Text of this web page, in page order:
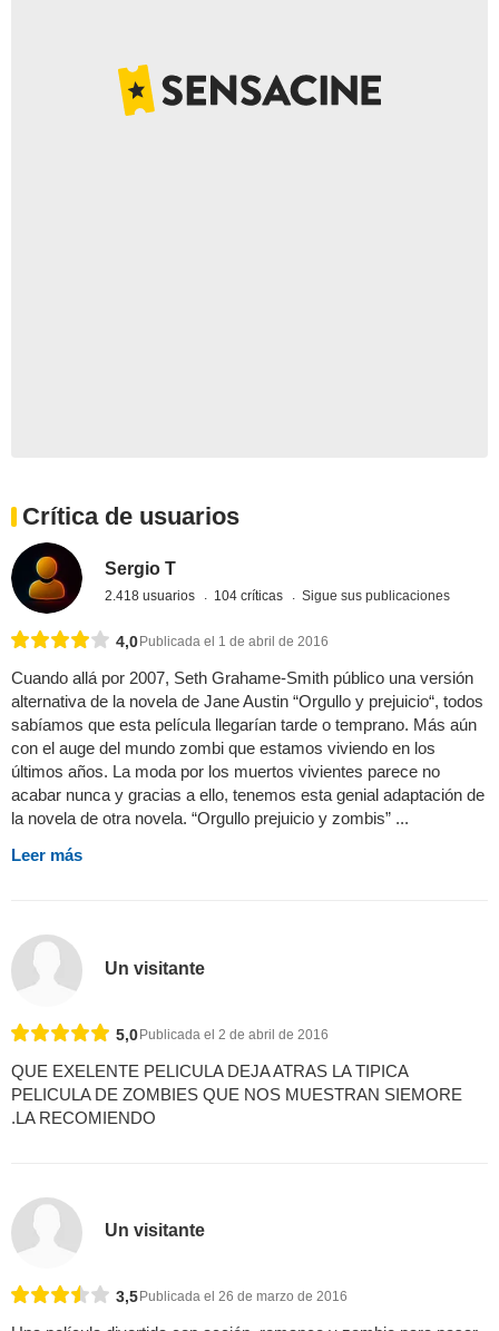
Crítica de usuarios
Sergio T
2.418 usuarios 104 críticas Sigue sus publicaciones
4,0 Publicada el 1 de abril de 2016
Cuando allá por 2007, Seth Grahame-Smith público una versión
alternativa de la novela de Jane Austin “Orgullo y prejuicio“, todos
sabíamos que esta película llegarían tarde o temprano. Más aún
con el auge del mundo zombi que estamos viviendo en los
últimos años. La moda por los muertos vivientes parece no
acabar nunca y gracias a ello, tenemos esta genial adaptación de
la novela de otra novela. “Orgullo prejuicio y zombis” ...
Leer más
Un visitante
5,0Publicada el 2 de abril de 2016
QUE EXELENTE PELICULA DEJA ATRAS LA TIPICA
PELICULA DE ZOMBIES QUE NOS MUESTRAN SIEMORE
.LA RECOMIENDO
Un visitante
3,5Publicada el 26 de marzo de 2016